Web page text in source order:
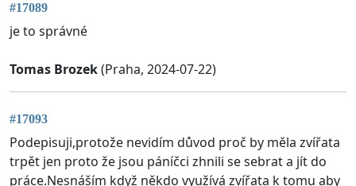
#17089
je to správné
Tomas Brozek(Praha, 2024-07-22)
#17093
Podepisuji,protože nevidím důvod proč by měla zvířata
trpět jen proto že jsou páníčci zhnili se sebrat a jít do
práce.Nesnáším když někdo využívá zvířata k tomu aby